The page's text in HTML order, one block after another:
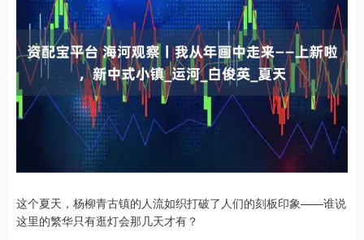
这个夏天，杨柳青古镇的人流如织打破了人们的刻板印象——谁说
这里的繁华只有逛灯会那几天才有？